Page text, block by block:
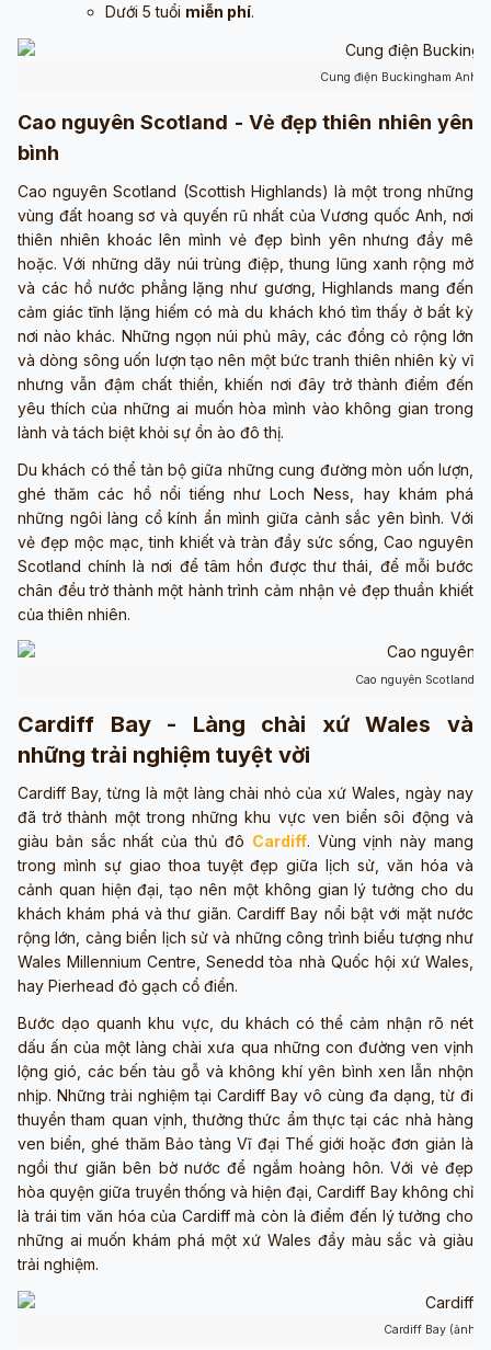
Dưới 5 tuổi miễn phí.
Cung điện Buckingham Anh
Cao nguyên Scotland - Vẻ đẹp thiên nhiên yên
bình
Cao nguyên Scotland (Scottish Highlands) là một trong những
vùng đất hoang sơ và quyến rũ nhất của Vương quốc Anh, nơi
thiên nhiên khoác lên mình vẻ đẹp bình yên nhưng đầy mê
hoặc. Với những dãy núi trùng điệp, thung lũng xanh rộng mở
và các hồ nước phẳng lặng như gương, Highlands mang đến
cảm giác tĩnh lặng hiếm có mà du khách khó tìm thấy ở bất kỳ
nơi nào khác. Những ngọn núi phủ mây, các đồng cỏ rộng lớn
và dòng sông uốn lượn tạo nên một bức tranh thiên nhiên kỳ vĩ
nhưng vẫn đậm chất thiền, khiến nơi đây trở thành điểm đến
yêu thích của những ai muốn hòa mình vào không gian trong
lành và tách biệt khỏi sự ồn ào đô thị.
Du khách có thể tản bộ giữa những cung đường mòn uốn lượn,
ghé thăm các hồ nổi tiếng như Loch Ness, hay khám phá
những ngôi làng cổ kính ẩn mình giữa cảnh sắc yên bình. Với
vẻ đẹp mộc mạc, tinh khiết và tràn đầy sức sống, Cao nguyên
Scotland chính là nơi để tâm hồn được thư thái, để mỗi bước
chân đều trở thành một hành trình cảm nhận vẻ đẹp thuần khiết
của thiên nhiên.
Cao nguyên Scotland
Cardiff Bay - Làng chài xứ Wales và
những trải nghiệm tuyệt vời
Cardiff Bay, từng là một làng chài nhỏ của xứ Wales, ngày nay
đã trở thành một trong những khu vực ven biển sôi động và
giàu bản sắc nhất của thủ đô Cardiff. Vùng vịnh này mang
trong mình sự giao thoa tuyệt đẹp giữa lịch sử, văn hóa và
cảnh quan hiện đại, tạo nên một không gian lý tưởng cho du
khách khám phá và thư giãn. Cardiff Bay nổi bật với mặt nước
rộng lớn, cảng biển lịch sử và những công trình biểu tượng như
Wales Millennium Centre, Senedd tòa nhà Quốc hội xứ Wales,
hay Pierhead đỏ gạch cổ điển.
Bước dạo quanh khu vực, du khách có thể cảm nhận rõ nét
dấu ấn của một làng chài xưa qua những con đường ven vịnh
lộng gió, các bến tàu gỗ và không khí yên bình xen lẫn nhộn
nhịp. Những trải nghiệm tại Cardiff Bay vô cùng đa dạng, từ đi
thuyền tham quan vịnh, thưởng thức ẩm thực tại các nhà hàng
ven biển, ghé thăm Bảo tàng Vĩ đại Thế giới hoặc đơn giản là
ngồi thư giãn bên bờ nước để ngắm hoàng hôn. Với vẻ đẹp
hòa quyện giữa truyền thống và hiện đại, Cardiff Bay không chỉ
là trái tim văn hóa của Cardiff mà còn là điểm đến lý tưởng cho
những ai muốn khám phá một xứ Wales đầy màu sắc và giàu
trải nghiệm.
Cardiff Bay (ảnh